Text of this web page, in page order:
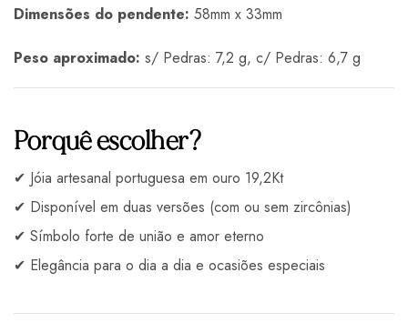
Dimensões do pendente: 58mm x 33mm
Peso aproximado: s/ Pedras: 7,2 g, c/ Pedras: 6,7 g
Porquê escolher?
✔ Jóia artesanal portuguesa em ouro 19,2Kt
✔ Disponível em duas versões (com ou sem zircônias)
✔ Símbolo forte de união e amor eterno
✔ Elegância para o dia a dia e ocasiões especiais